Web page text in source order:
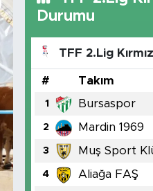
Durumu
TFF 2.Lig
# Takım
1 Bursaspor
2 Mardin 1969
3 Muş Sport
4 Aliağa FAŞ